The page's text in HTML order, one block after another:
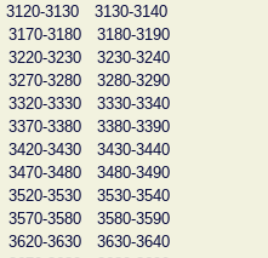
3120-3130
3130-3140
3170-3180
3180-3190
3220-3230
3230-3240
3270-3280
3280-3290
3320-3330
3330-3340
3370-3380
3380-3390
3420-3430
3430-3440
3470-3480
3480-3490
3520-3530
3530-3540
3570-3580
3580-3590
3620-3630
3630-3640